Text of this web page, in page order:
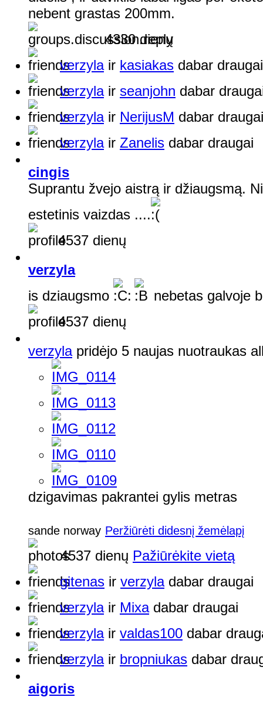
nebent grastas 200mm.
4330 dienų
verzylair kasiakas dabar draugai
verzylair seanjohn dabar
verzylair NerijusM dabar draugai
verzylair Zanelis dabar draugai
cingis
Suprantu žvejo aistrą ir džiaugsmą.
estetinis vaizdas ....
4537 dienų
verzyla
is dziaugsmo
nebetas galvoje
4537 dienų
verzylapridėjo 5 naujas nuotraukas
dzigavimas pakrantei gylis metras
sande norway Peržiūrėti didesnį žemėlapį
4537 dienų Pažiūrėkite vietą
gitenas ir verzyladabar draugai
verzylair Mixadabar draugai
verzylair valdas100 dabar
verzylair bropniukas dabar
aigoris